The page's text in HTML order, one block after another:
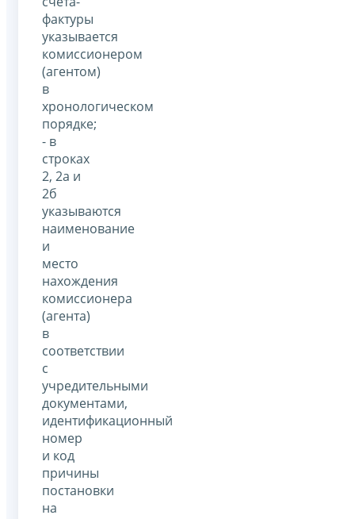
фактуры
указывается
комиссионером
(агентом)
в
хронологическом
порядке;
- в
строках
2, 2а и
2б
указываются
наименование
и
место
нахождения
комиссионера
(агента)
в
соответствии
с
учредительными
документами,
идентификационный
номер
и код
причины
постановки
на